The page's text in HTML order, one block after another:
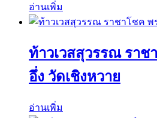
อ่านเพิ่ม
ท้าวเวสสุวรรณ ราช
อึ่ง วัดเชิงหวาย
อ่านเพิ่ม